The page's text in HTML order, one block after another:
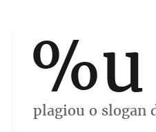
%u
plagiou o slogan